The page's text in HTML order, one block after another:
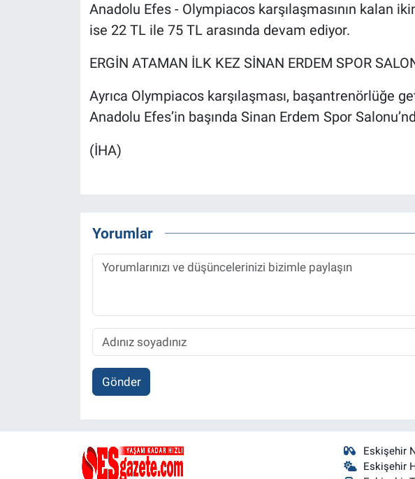
Anadolu Efes - Olympiacos karşılaşmasının kalan
ise 22 TL ile 75 TL arasında devam ediyor.
ERGİN ATAMAN İLK KEZ SİNAN ERDEM SPOR
Ayrıca Olympiacos karşılaşması, başantrenörlüğe
Anadolu Efes’in başında Sinan Erdem Spor
(İHA)
Yorumlar
Gönder
Eskişehir
Eskişehir